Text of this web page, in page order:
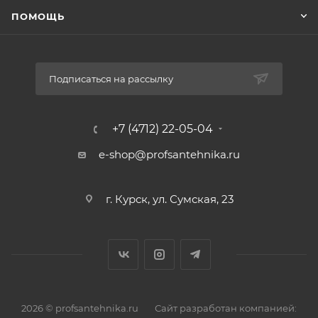
фильтроэлемента – нержавеющая сталь. Резьба
ПОМОЩЬ
Подписаться на рассылку
+7 (4712) 22-05-04
e-shop@profsantehnika.ru
г. Курск, ул. Сумская, 23
2026 © profsantehnika.ru Сайт разработан компанией: